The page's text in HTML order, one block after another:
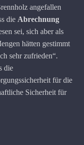
angefallen
die Abrechnung
sei, sich aber als
hätten gestimmt
sehr zufrieden“.
die
für die
Sicherheit für